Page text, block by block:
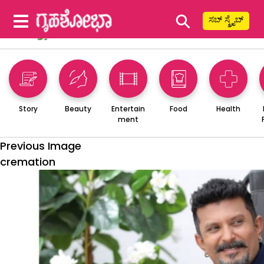
⚲ ಸಬ್ ಸ್ಕ್ರೈಬ್
Story Beauty
Entertain
ment
Food Health
Previous Image
cremation